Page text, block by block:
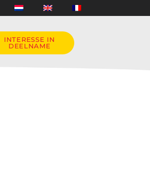
INTERESSE IN
DEELNAME